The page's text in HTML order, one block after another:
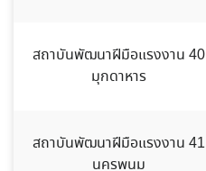
สถาบันพัฒนาฝีมือแรงงาน 40
มุกดาหาร
สถาบันพัฒนาฝีมือแรงงาน 41
นครพนม